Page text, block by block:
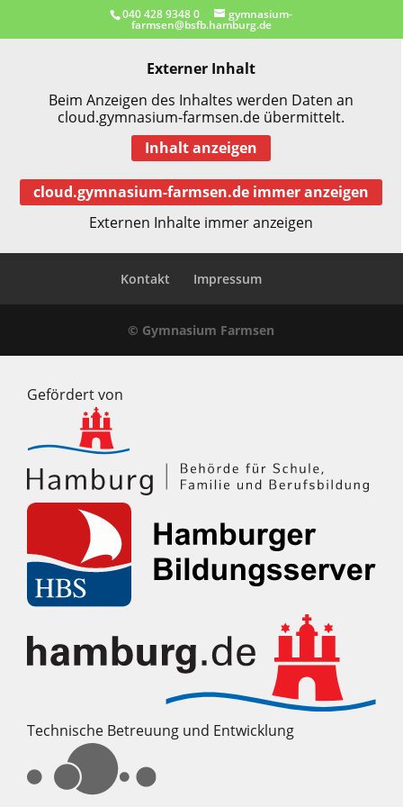
040 428 9348 0 gymnasium-
farmsen@bsfb.hamburg.de
Externer Inhalt
Beim Anzeigen des Inhaltes werden Daten an
cloud.gymnasium-farmsen.de übermittelt.
Inhalt anzeigen
cloud.gymnasium-farmsen.de immer anzeigen
Externen Inhalte immer anzeigen
Kontakt Impressum
© Gymnasium Farmsen
Gefördert von
Technische Betreuung und Entwicklung